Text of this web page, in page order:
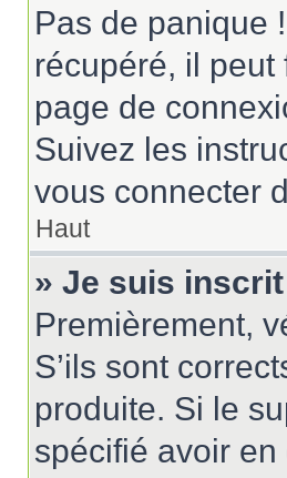
Pas de panique
récupéré, il
page de
Suivez les
vous connecter
Haut
» Je suis
Premièrement,
S’ils sont
produite. Si le
spécifié avoir en